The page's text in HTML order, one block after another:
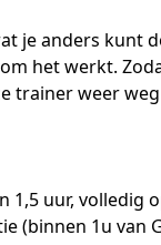
je anders kunt
het werkt.
trainer weer
1,5 uur, volledig
(binnen 1u van